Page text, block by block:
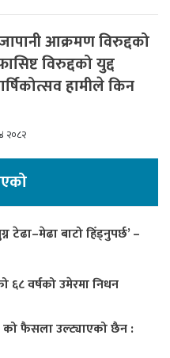
आक्रमण विरुद्दको
विरुद्दको युद्द
हामीले किन
२०८२
टेढा–मेढा बाटो हिँड्नुपर्छ’ –
६८ वर्षको उमेरमा निधन
फैसला उल्ट्याएको छैन :